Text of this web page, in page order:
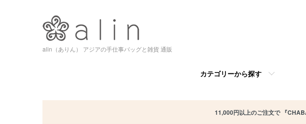
alin（ありん） アジアの手仕事バッグと雑貨 通販
カテゴリーから探す
11,000円以上のご注文で 『